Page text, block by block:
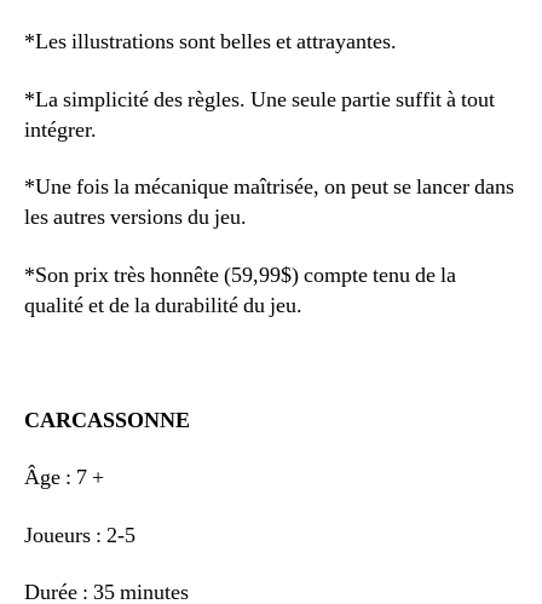
*Les illustrations sont belles et attrayantes.
*La simplicité des règles. Une seule partie suffit à tout
intégrer.
*Une fois la mécanique maîtrisée, on peut se lancer dans
les autres versions du jeu.
*Son prix très honnête (59,99$) compte tenu de la
qualité et de la durabilité du jeu.
CARCASSONNE
Âge : 7 +
Joueurs : 2-5
Durée : 35 minutes